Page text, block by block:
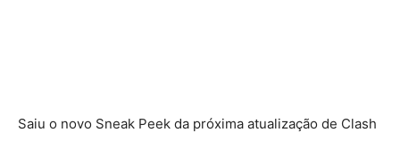
Saiu o novo Sneak Peek da próxima atualização de Clash